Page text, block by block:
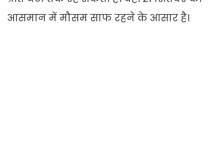
आसमान में मौसम साफ रहने के आसार है।